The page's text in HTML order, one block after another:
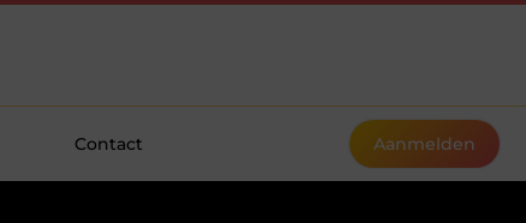
Contact Aanmelden